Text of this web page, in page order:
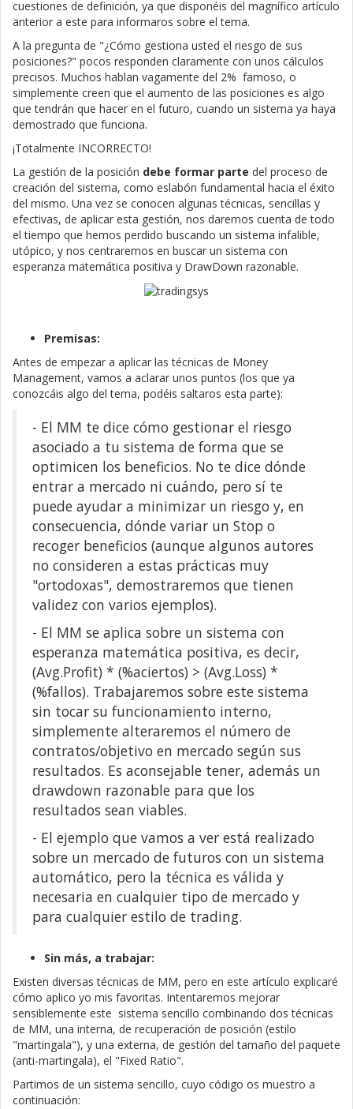
cuestiones de definición, ya que disponéis del magnífico artículo
anterior a este para informaros sobre el tema.
A la pregunta de "¿Cómo gestiona usted el riesgo de sus
posiciones?" pocos responden claramente con unos cálculos
precisos. Muchos hablan vagamente del 2% famoso, o
simplemente creen que el aumento de las posiciones es algo
que tendrán que hacer en el futuro, cuando un sistema ya haya
demostrado que funciona.
¡Totalmente INCORRECTO!
La gestión de la posición debe formar parte del proceso de
creación del sistema, como eslabón fundamental hacia el éxito
del mismo. Una vez se conocen algunas técnicas, sencillas y
efectivas, de aplicar esta gestión, nos daremos cuenta de todo
el tiempo que hemos perdido buscando un sistema infalible,
utópico, y nos centraremos en buscar un sistema con
esperanza matemática positiva y DrawDown razonable.
Premisas:
Antes de empezar a aplicar las técnicas de Money
Management, vamos a aclarar unos puntos (los que ya
conozcáis algo del tema, podéis saltaros esta parte):
- El MM te dice cómo gestionar el riesgo
asociado a tu sistema de forma que se
optimicen los beneficios. No te dice dónde
entrar a mercado ni cuándo, pero sí te
puede ayudar a minimizar un riesgo y, en
consecuencia, dónde variar un Stop o
recoger beneficios (aunque algunos autores
no consideren a estas prácticas muy
"ortodoxas", demostraremos que tienen
validez con varios ejemplos).
- El MM se aplica sobre un sistema con
esperanza matemática positiva, es decir,
(Avg.Profit) * (%aciertos) > (Avg.Loss) *
(%fallos). Trabajaremos sobre este sistema
sin tocar su funcionamiento interno,
simplemente alteraremos el número de
contratos/objetivo en mercado según sus
resultados. Es aconsejable tener, además un
drawdown razonable para que los
resultados sean viables.
- El ejemplo que vamos a ver está realizado
sobre un mercado de futuros con un sistema
automático, pero la técnica es válida y
necesaria en cualquier tipo de mercado y
para cualquier estilo de trading.
Sin más, a trabajar:
Existen diversas técnicas de MM, pero en este artículo explicaré
cómo aplico yo mis favoritas. Intentaremos mejorar
sensiblemente este sistema sencillo combinando dos técnicas
de MM, una interna, de recuperación de posición (estilo
"martingala"), y una externa, de gestión del tamaño del paquete
(anti-martingala), el "Fixed Ratio".
Partimos de un sistema sencillo, cuyo código os muestro a
continuación: